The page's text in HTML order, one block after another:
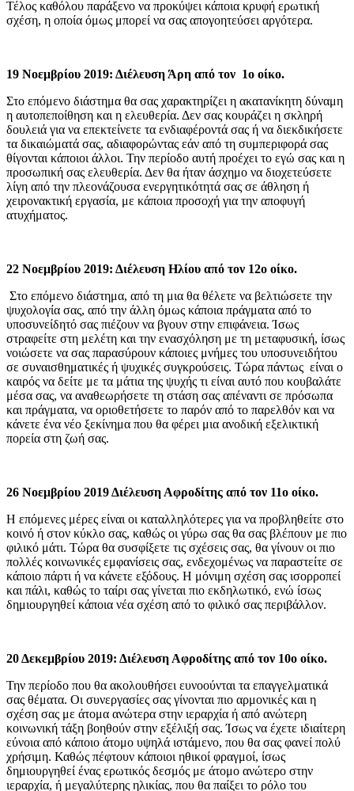
Τέλος καθόλου παράξενο να προκύψει κάποια κρυφή ερωτική
σχέση, η οποία όμως μπορεί να σας απογοητεύσει αργότερα.
19 Νοεμβρίου 2019: Διέλευση Άρη από τον 1ο οίκο.
Στο επόμενο διάστημα θα σας χαρακτηρίζει η ακατανίκητη δύναμη
η αυτοπεποίθηση και η ελευθερία. Δεν σας κουράζει η σκληρή
δουλειά για να επεκτείνετε τα ενδιαφέροντά σας ή να διεκδικήσετε
τα δικαιώματά σας, αδιαφορώντας εάν από τη συμπεριφορά σας
θίγονται κάποιοι άλλοι. Την περίοδο αυτή προέχει το εγώ σας και η
προσωπική σας ελευθερία. Δεν θα ήταν άσχημο να διοχετεύσετε
λίγη από την πλεονάζουσα ενεργητικότητά σας σε άθληση ή
χειρονακτική εργασία, με κάποια προσοχή για την αποφυγή
ατυχήματος.
22 Νοεμβρίου 2019: Διέλευση Ηλίου από τον 12ο οίκο.
Στο επόμενο διάστημα, από τη μια θα θέλετε να βελτιώσετε την
ψυχολογία σας, από την άλλη όμως κάποια πράγματα από το
υποσυνείδητό σας πιέζουν να βγουν στην επιφάνεια. Ίσως
στραφείτε στη μελέτη και την ενασχόληση με τη μεταφυσική, ίσως
νοιώσετε να σας παρασύρουν κάποιες μνήμες του υποσυνειδήτου
σε συναισθηματικές ή ψυχικές συγκρούσεις. Τώρα πάντως είναι ο
καιρός να δείτε με τα μάτια της ψυχής τι είναι αυτό που κουβαλάτε
μέσα σας, να αναθεωρήσετε τη στάση σας απέναντι σε πρόσωπα
και πράγματα, να οριοθετήσετε το παρόν από το παρελθόν και να
κάνετε ένα νέο ξεκίνημα που θα φέρει μια ανοδική εξελικτική
πορεία στη ζωή σας.
26 Νοεμβρίου 2019 Διέλευση Αφροδίτης από τον 11ο οίκο.
Η επόμενες μέρες είναι οι καταλληλότερες για να προβληθείτε στο
κοινό ή στον κύκλο σας, καθώς οι γύρω σας θα σας βλέπουν με πιο
φιλικό μάτι. Τώρα θα συσφίξετε τις σχέσεις σας, θα γίνουν οι πιο
πολλές κοινωνικές εμφανίσεις σας, ενδεχομένως να παραστείτε σε
κάποιο πάρτι ή να κάνετε εξόδους. Η μόνιμη σχέση σας ισορροπεί
και πάλι, καθώς το ταίρι σας γίνεται πιο εκδηλωτικό, ενώ ίσως
δημιουργηθεί κάποια νέα σχέση από το φιλικό σας περιβάλλον.
20 Δεκεμβρίου 2019: Διέλευση Αφροδίτης από τον 10ο οίκο.
Την περίοδο που θα ακολουθήσει ευνοούνται τα επαγγελματικά
σας θέματα. Οι συνεργασίες σας γίνονται πιο αρμονικές και η
σχέση σας με άτομα ανώτερα στην ιεραρχία ή από ανώτερη
κοινωνική τάξη βοηθούν στην εξέλιξή σας. Ίσως να έχετε ιδιαίτερη
εύνοια από κάποιο άτομο υψηλά ιστάμενο, που θα σας φανεί πολύ
χρήσιμη. Καθώς πέφτουν κάποιοι ηθικοί φραγμοί, ίσως
δημιουργηθεί ένας ερωτικός δεσμός με άτομο ανώτερο στην
ιεραρχία, ή μεγαλύτερης ηλικίας, που θα παίξει το ρόλο του